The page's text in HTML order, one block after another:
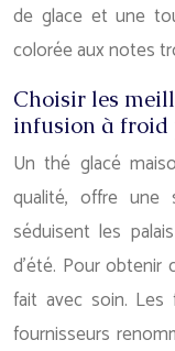
de glace et une
colorée aux notes
Choisir les
infusion à
Un thé glacé
qualité, offre une
séduisent les
d’été. Pour obtenir
fait avec soin.
fournisseurs